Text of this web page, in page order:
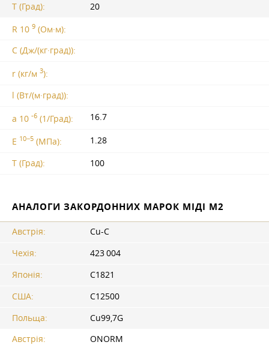
T (Град): 20
R 10 9 (Ом·м):
C (Дж/(кг·град)):
r (кг/м 3):
l (Вт/(м·град)):
a 10 -6 (1/Град): 16.7
E 10−5 (МПа): 1.28
T (Град): 100
АНАЛОГИ ЗАКОРДОННИХ МАРОК МІДІ М2
Австрія:
Cu-C
Чехія:
423 004
Японія:
C1821
США:
C12500
Польща:
Cu99,7G
Австрія:
ONORM